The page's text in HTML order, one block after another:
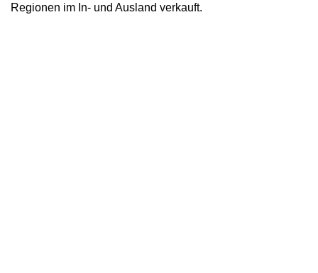
Regionen im In- und Ausland verkauft.